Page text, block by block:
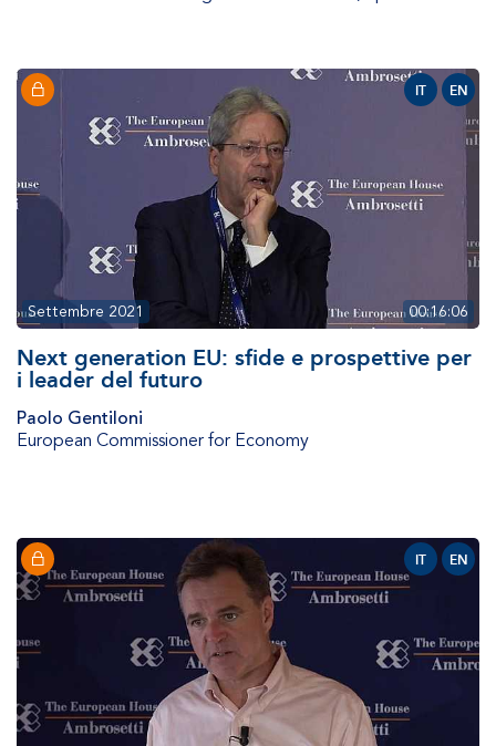
IT EN
00:16:06
Settembre 2021
Next generation EU: sfide e prospettive per
i leader del futuro
Paolo Gentiloni
European Commissioner for Economy
IT EN